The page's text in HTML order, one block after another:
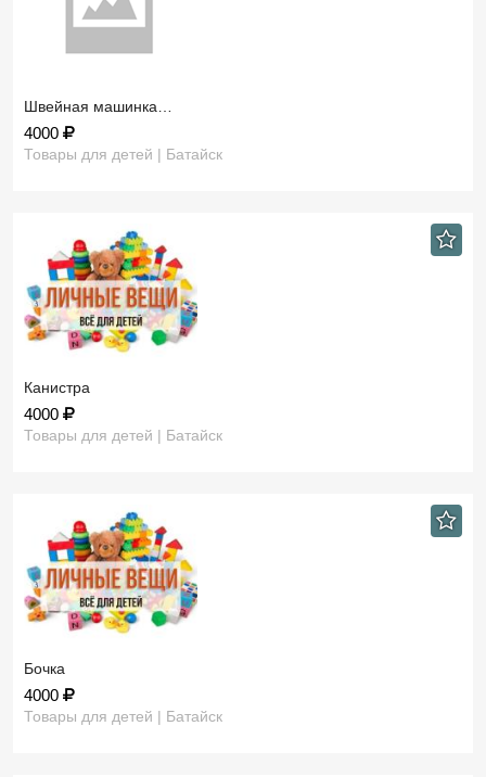
Швейная машинка…
4000
Товары для детей | Батайск
Канистра
4000
Товары для детей | Батайск
Бочка
4000
Товары для детей | Батайск